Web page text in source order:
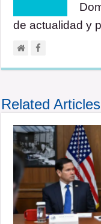
de actualidad y
Related Articles